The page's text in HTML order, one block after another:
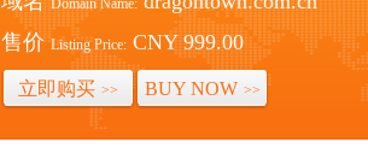
Domain Name:
售价 Listing Price: CNY 999.00
立即购买 >> BUY NOW >>